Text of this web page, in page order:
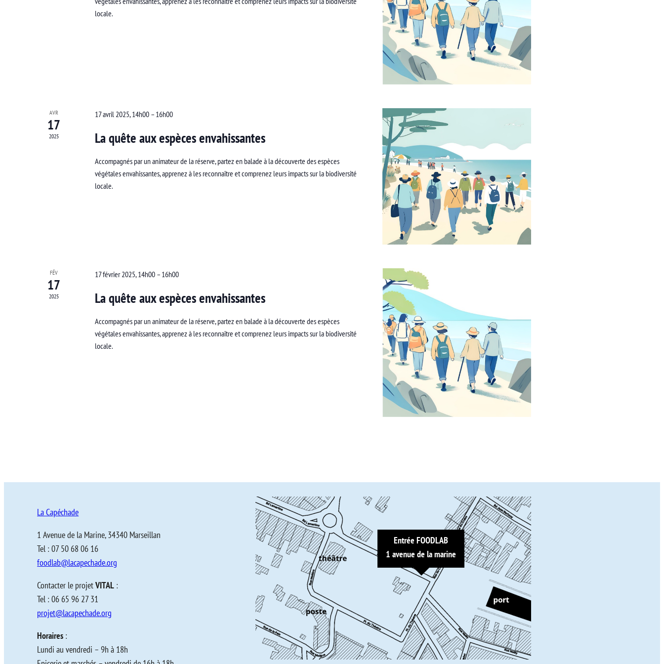
locale.
AVR
17
2025
17 avril 2025, 14h00– 16h00
La quête aux espèces envahissantes
Accompagnés par un animateur de la réserve, partez en balade à la découverte des espèces
végétales envahissantes, apprenez à les reconnaître et comprenez leurs impacts sur la biodiversité
locale.
FÉV
17
2025
17 février 2025, 14h00– 16h00
La quête aux espèces envahissantes
Accompagnés par un animateur de la réserve, partez en balade à la découverte des espèces
végétales envahissantes, apprenez à les reconnaître et comprenez leurs impacts sur la biodiversité
locale.
La Capéchade
1 Avenue de la Marine, 34340 Marseillan
Tel : 07 50 68 06 16
foodlab@lacapechade.org
Contacter le projetVITAL :
Tel : 06 65 96 27 31
projet@lacapechade.org
Horaires :
Lundi au vendredi – 9h à 18h
Entrée FOODLAB
1 avenue de la marine